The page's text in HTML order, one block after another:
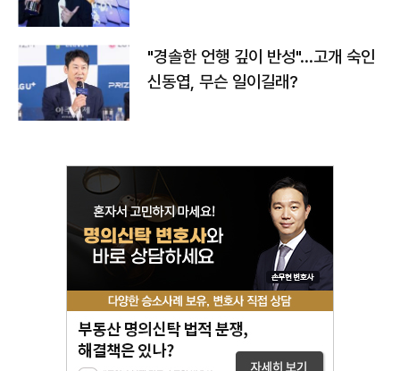
"경솔한 언행 깊이 반성"…고개 숙인
신동엽, 무슨 일이길래?